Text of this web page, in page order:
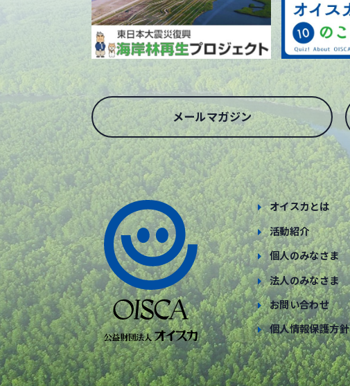
メールマガジン
オイスカとは
活動紹介
個人のみなさま
法人のみなさま
お問い合わせ
個人情報保護方針